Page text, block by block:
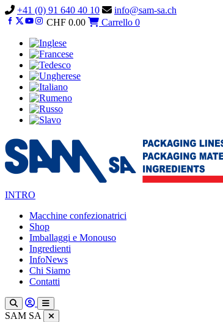
Vai
al
+41 (0) 91 640 40 10
info@sam-sa.ch
CHF 0.00 Carrello 0
INTRO
Macchine confezionatrici
Shop
Imballaggi e Monouso
Ingredienti
InfoNews
Chi Siamo
Contatti
SAM SA